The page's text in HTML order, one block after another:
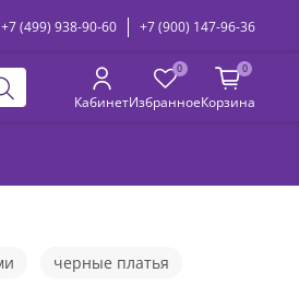
+7 (499) 938-90-60 +7 (900) 147-96-36
Кабинет
0
Избранное
0
Корзина
черные платья